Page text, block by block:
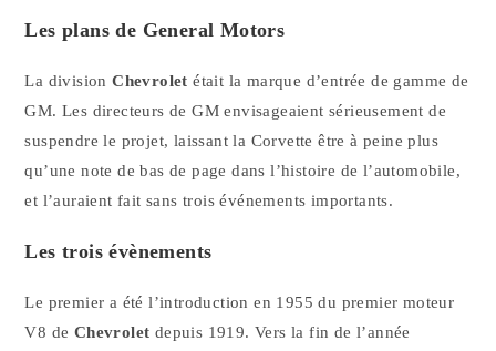
Les plans de General Motors
La divisionChevrolet était la marque d’entrée de gamme de
GM. Les directeurs de GM envisageaient sérieusement de
suspendre le projet, laissant la Corvette être à peine plus
qu’une note de bas de page dans l’histoire de l’automobile,
et l’auraient fait sans trois événements importants.
Les trois évènements
Le premier a été l’introduction en 1955 du premier moteur
V8 de Chevrolet depuis 1919. Vers la fin de l’année